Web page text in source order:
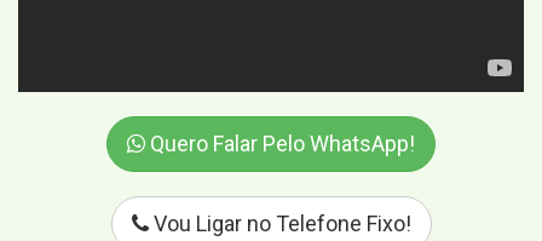
Quero Falar Pelo WhatsApp!
Vou Ligar no Telefone Fixo!